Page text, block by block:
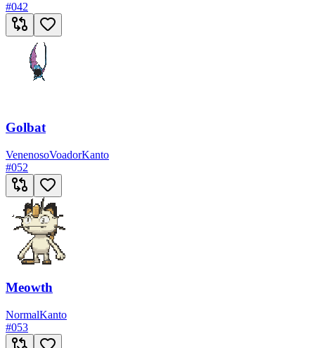
#042
Golbat
VenenosoVoadorKanto
#052
Meowth
NormalKanto
#053